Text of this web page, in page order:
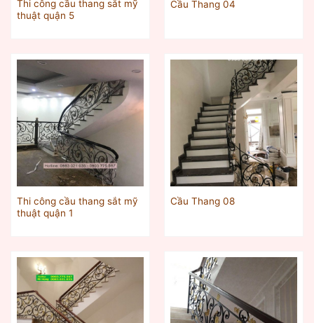
Thi công cầu thang sắt mỹ
thuật quận 5
Cầu Thang 04
Thi công cầu thang sắt mỹ
thuật quận 1
Cầu Thang 08